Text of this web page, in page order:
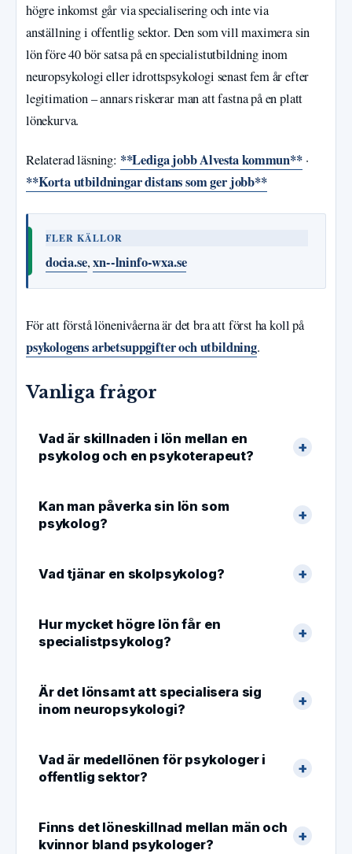
högre inkomst går via specialisering och inte via
anställning i offentlig sektor. Den som vill maximera sin
lön före 40 bör satsa på en specialistutbildning inom
neuropsykologi eller idrottspsykologi senast fem år efter
legitimation – annars riskerar man att fastna på en platt
lönekurva.
Relaterad läsning: **Lediga jobb Alvesta kommun**·
**Korta utbildningar distans som ger jobb**
FLER KÄLLOR
docia.se,xn--lninfo-wxa.se
För att förstå lönenivåerna är det bra att först ha koll på
psykologens arbetsuppgifter och utbildning.
Vanliga frågor
Vad är skillnaden i lön mellan en
psykolog och en psykoterapeut?
Kan man påverka sin lön som
psykolog?
Vad tjänar en skolpsykolog?
Hur mycket högre lön får en
specialistpsykolog?
Är det lönsamt att specialisera sig
inom neuropsykologi?
Vad är medellönen för psykologer i
offentlig sektor?
Finns det löneskillnad mellan män och
kvinnor bland psykologer?